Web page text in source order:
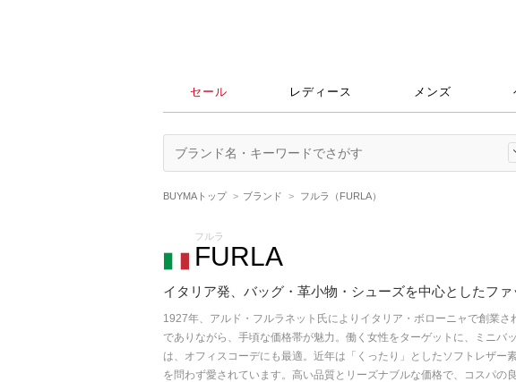
セール レディース メンズ
BUYMAトップ ブランド フルラ（FURLA）
フルラ
FURLA
イタリア発、バッグ・革小物・シューズを中心としたフ
1927年、アルド・フルラネット氏によりイタリア・ボローニャで創業
でありながら、手頃な価格帯が魅力。働く女性をターゲットに、ミニ
は、オフィスコーデにも最適。近年は「くったり」としたソフトレザ
を問わず愛されています。高い品質とリーズナブルな価格で、コスパ